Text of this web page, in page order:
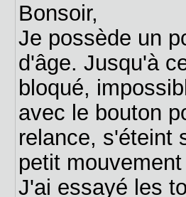
Bonsoir,
Je possède un
d'âge. Jusqu'à
bloqué,
avec le bouton
relance, s'éteint
petit
J'ai essayé les